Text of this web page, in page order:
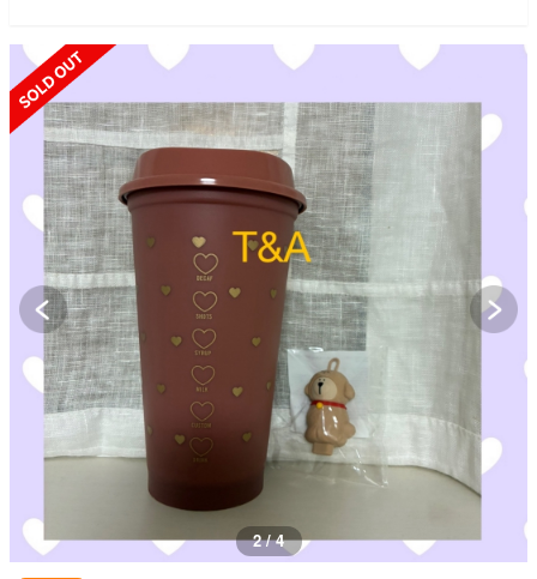
SOLD OUT
3 / 4